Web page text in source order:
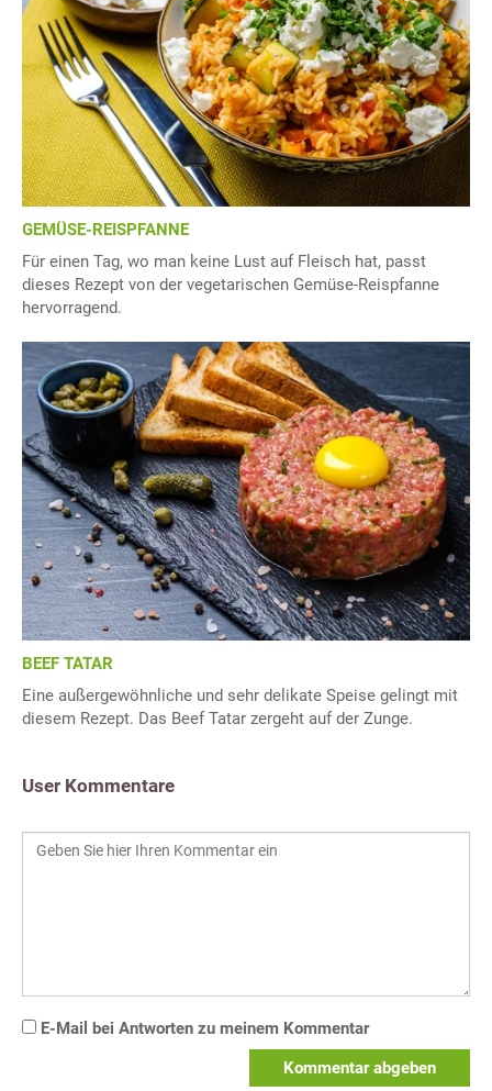
GEMÜSE-REISPFANNE
Für einen Tag, wo man keine Lust auf Fleisch hat, passt
dieses Rezept von der vegetarischen Gemüse-Reispfanne
hervorragend.
BEEF TATAR
Eine außergewöhnliche und sehr delikate Speise gelingt mit
diesem Rezept. Das Beef Tatar zergeht auf der Zunge.
User Kommentare
E-Mail bei Antworten zu meinem Kommentar
Kommentar abgeben